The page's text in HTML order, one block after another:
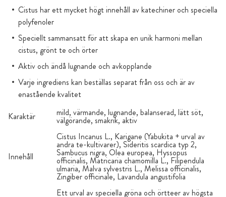
Cistus har ett mycket högt innehåll av katechiner och speciella
polyfenoler
Speciellt sammansatt för att skapa en unik harmoni mellan
cistus, grönt te och örter
Aktiv och ändå lugnande och avkopplande
Varje ingrediens kan beställas separat från oss och är av
enastående kvalitet
Karaktär
mild, värmande, lugnande, balanserad, lätt söt,
välgörande, smakrik, aktiv
Innehåll
Cistus Incanus L., Karigane (Yabukita + urval av
andra te-kultivarer), Sideritis scardica typ 2,
Sambucus nigra, Olea europea, Hyssopus
officinalis, Matricaria chamomilla L., Filipendula
ulmaria, Malva sylvestris L., Melissa officinalis,
Zingiber officinale, Lavandula angustifolia
Ett urval av speciella gröna och örtteer av högsta